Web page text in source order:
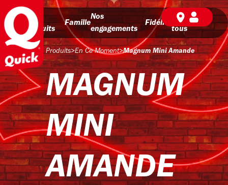
Nos
produits
Famille
Nos
engagements
Fidélité
BD pour
tous
Produits>En Ce Moment>Magnum Mini Amande
MAGNUM
MINI
AMANDE